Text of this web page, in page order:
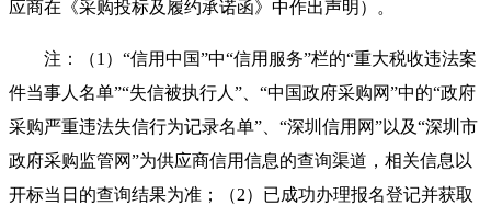
应商在《采购投标及履约承诺函》中作出声明）。
注：（1）“信用中国”中“信用服务”栏的“重大税收违法案
件当事人名单”“失信被执行人”、“中国政府采购网”中的“政府
采购严重违法失信行为记录名单”、“深圳信用网”以及“深圳市
政府采购监管网”为供应商信用信息的查询渠道，相关信息以
开标当日的查询结果为准；（2）已成功办理报名登记并获取